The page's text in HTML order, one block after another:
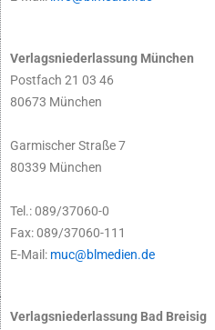
Verlagsniederlassung München
Postfach 21 03 46
80673 München
Garmischer Straße 7
80339 München
Tel.: 089/37060-0
Fax: 089/37060-111
E-Mail: muc@blmedien.de
Verlagsniederlassung Bad Breisig